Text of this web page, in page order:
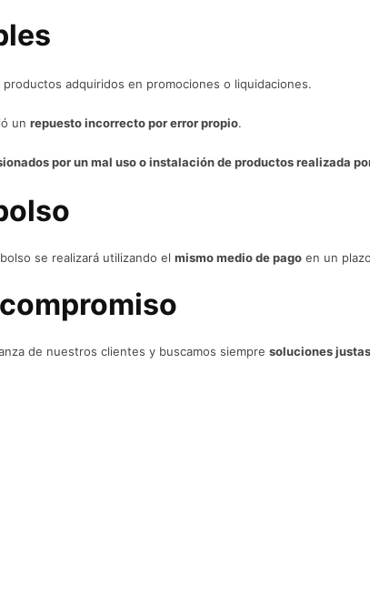
productos adquiridos en promociones o liquidaciones.
un repuesto incorrecto por error propio.
por un mal uso o instalación de productos realizada
se realizará utilizando el mismo medio de pago en un
de nuestros clientes y buscamos siempre soluciones